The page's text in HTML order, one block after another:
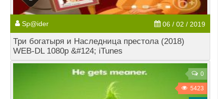
Sp@ider 06 / 02 / 2019
Три богатыря и Наследница престола (2018)
WEB-DL 1080p &#124; iTunes
0
5423